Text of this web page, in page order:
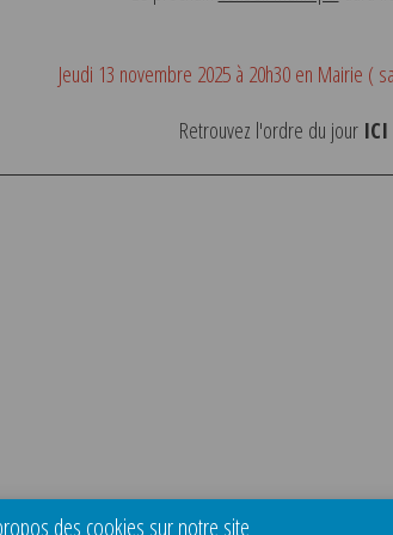
Jeudi 13 novembre 2025 à 20h30 en Mairie (
Retrouvez l'ordre du jour ICI
des cookies sur notre site